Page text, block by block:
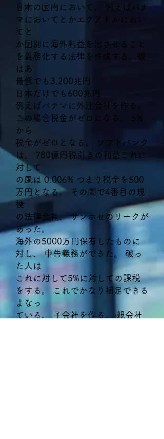
日本の国内において、 例えばパナ
マにおいてとかエクアドルにおい
てと
か国別に海外利益を出させること
を義務化する法律を作成する。彼
はあ
最低でも3,200兆円
日本だけでも600兆円
例えばパナマに外注会社を作る。
この場合税金がゼロになる。 5%
から
税金がゼロとなる。 ソフトバンク
は、 780億円税引きの利益これに
対して
の風は 0.006% つまり税金を500
万円となる。 その間で4番目の規
模
の法律会社、 サンホセのリークが
あった。
海外の5000万円保有したものに
対し、 申告義務ができた。 破っ
た人は
これに対して5%に対しての課税
をする。 これでかなり補足できる
よなっ
ている。 子会社を作る。 親会社